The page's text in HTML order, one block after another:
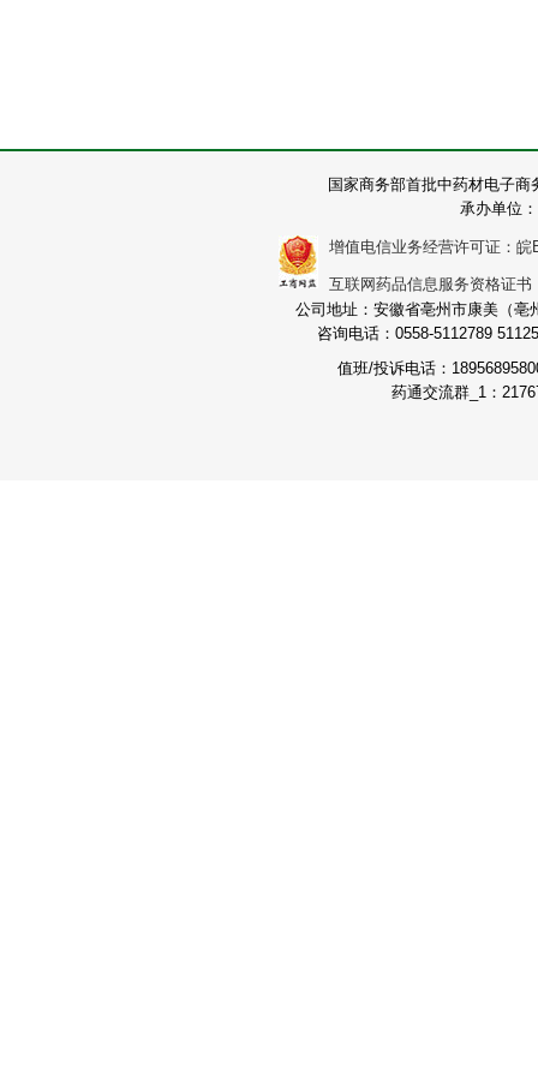
国家商务部首批中药材电子
承办单位
增值电信业务经营许可证：皖
互联网药品信息服务资格证
公司地址：安徽省亳州市康美（
咨询电话：0558-5112789
值班/投诉电话：
药通交流群_1：